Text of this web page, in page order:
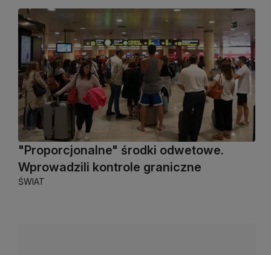
"Proporcjonalne" środki odwetowe.
Wprowadzili kontrole graniczne
ŚWIAT